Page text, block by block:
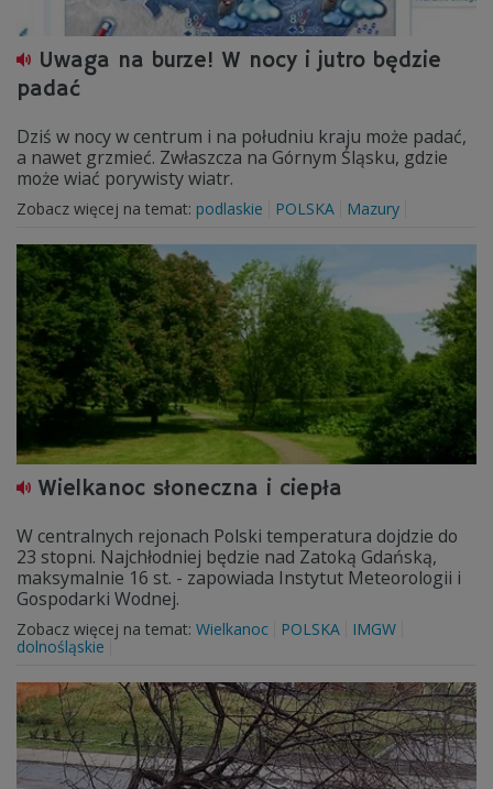
Uwaga na burze! W nocy i jutro będzie
padać
Dziś w nocy w centrum i na południu kraju może padać,
a nawet grzmieć. Zwłaszcza na Górnym Śląsku, gdzie
może wiać porywisty wiatr.
Zobacz więcej na temat: podlaskie POLSKA Mazury
Wielkanoc słoneczna i ciepła
W centralnych rejonach Polski temperatura dojdzie do
23 stopni. Najchłodniej będzie nad Zatoką Gdańską,
maksymalnie 16 st. - zapowiada Instytut Meteorologii i
Gospodarki Wodnej.
Zobacz więcej na temat: Wielkanoc POLSKA
IMGW
dolnośląskie